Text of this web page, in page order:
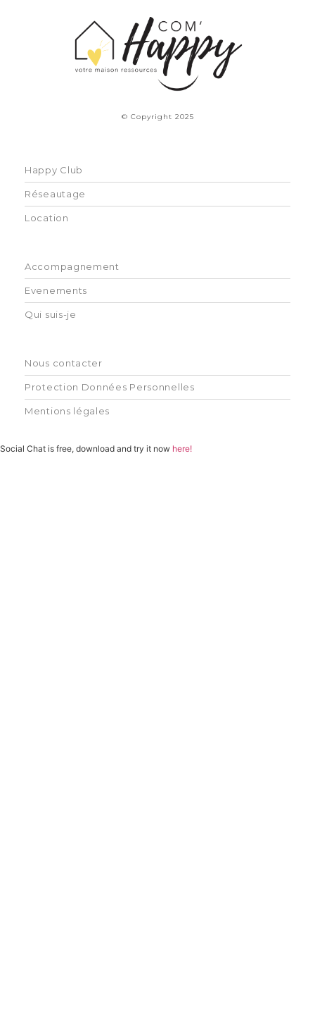
© Copyright 2025
Happy Club
Réseautage
Location
Accompagnement
Evenements
Qui suis-je
Nous contacter
Protection Données Personnelles
Mentions légales
Social Chat is free, download and try it now here!